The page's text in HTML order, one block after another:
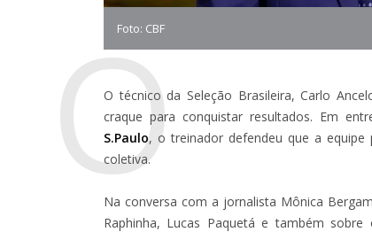
Foto: CBF
O
O técnico da Seleção Brasileira, Carlo
craque para conquistar resultados. Em
S.Paulo, o treinador defendeu que a
coletiva.
Na conversa com a jornalista Mônica
Raphinha, Lucas Paquetá e também